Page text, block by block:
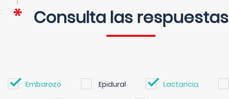
Consulta las respuestas
Embarazo Epidural Lactancia